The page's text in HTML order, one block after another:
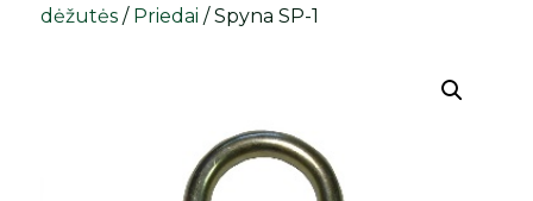
dėžutės / Priedai / Spyna SP-1